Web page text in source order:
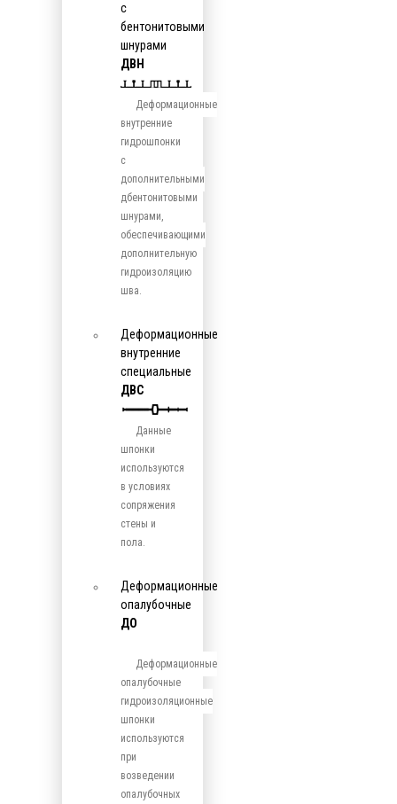
с
бентонитовыми
шнурами
ДВН
Деформационные
внутренние
гидрошпонки
с
дополнительными
дбентонитовыми
шнурами,
обеспечивающими
дополнительную
гидроизоляцию
шва.
Деформационные
внутренние
специальные
ДВС
Данные
шпонки
используются
в условиях
сопряжения
стены и
пола.
Деформационные
опалубочные
ДО
Деформационные
опалубочные
гидроизоляционные
шпонки
используются
при
возведении
опалубочных